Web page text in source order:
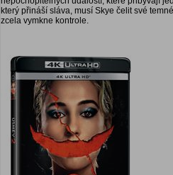
který přináší sláva, musí Skye čelit své
zcela vymkne kontrole.